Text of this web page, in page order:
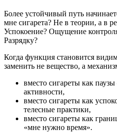
Более устойчивый путь
мне сигарета? Не в теории, а в
Успокоение? Ощущение
Разрядку?
Когда функция становится
заменить не вещество, а
вместо сигареты как
активности,
вместо сигареты как
телесные практики,
вместо сигареты как
«мне нужно время».